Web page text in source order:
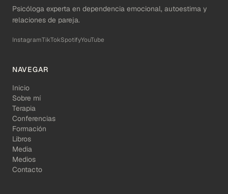
Psicóloga experta en dependencia emocional, autoestima y
relaciones de pareja.
InstagramTikTokSpotifyYouTube
NAVEGAR
Inicio
Sobre mí
Terapia
Conferencias
Formación
Libros
Media
Medios
Contacto